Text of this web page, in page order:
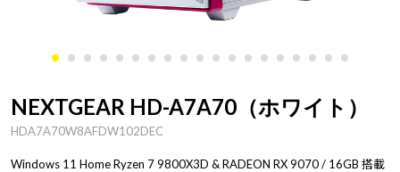
NEXTGEAR HD-A7A70（ホワイト）
HDA7A70W8AFDW102DEC
Windows 11 Home Ryzen 7 9800X3D & RADEON RX 9070 / 16GB 搭載